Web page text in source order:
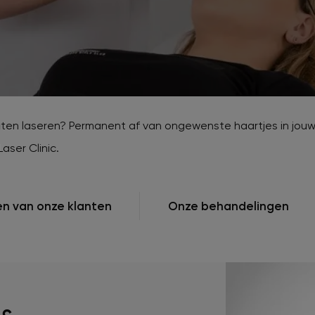
populaire zones
zwangerschap
Huidveroudering / Rimpels
laseren? Permanent af van ongewenste haartjes in
Clinic.
van onze klanten Onze behandelingen